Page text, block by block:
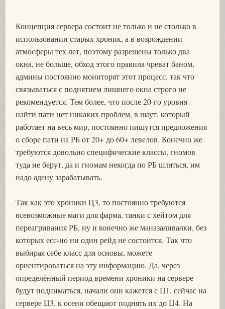
Концепция сервера состоит не только и не столько в
использовании старых хроник, а в возрождении
атмосферы тех лет, поэтому разрешены только два
окна, не больше, обход этого правила чреват баном,
админы постоянно мониторят этот процесс, так что
связываться с поднятием лишнего окна строго не
рекомендуется. Тем более, что после 20-го уровня
найти пати нет никаких проблем, в шаут, который
работает на весь мир, постоянно пишутся предложения
о сборе пати на РБ от 20+ до 60+ левелов. Конечно же
требуются довольно специфические классы, гномов
туда не берут, да и гномам некогда по РБ шляться, им
надо адену зарабатывать.
Так как это хроники Ц3, то постоянно требуются
всевозможные маги для фарма, танки с хейтом для
переагривания РБ, ну и конечно же маназаливалки, без
которых есс-но ни один рейд не состоится. Так что
выбирая себе класс для основы, можете
ориентироваться на эту информацию. Да, через
определённый период времени хроники на сервере
будут подниматься, начали они кажется с Ц1, сейчас на
сервере Ц3, к осени обещают поднять их до Ц4. На